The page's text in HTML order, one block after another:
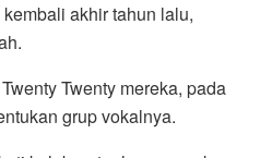
akhir tahun lalu,
Twenty mereka, pada
grup vokalnya.